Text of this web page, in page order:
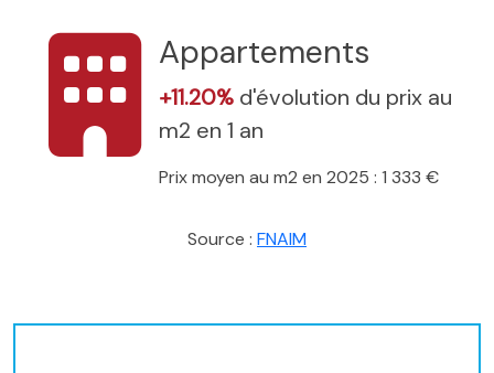
Appartements
+11.20% d'évolution du prix au
m2 en 1 an
Prix moyen au m2 en 2025 : 1 333 €
Source : FNAIM